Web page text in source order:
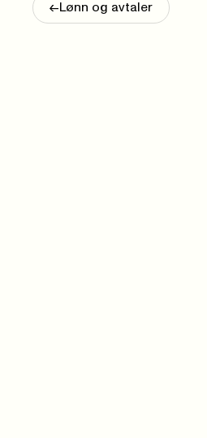
<- Lønn og avtaler